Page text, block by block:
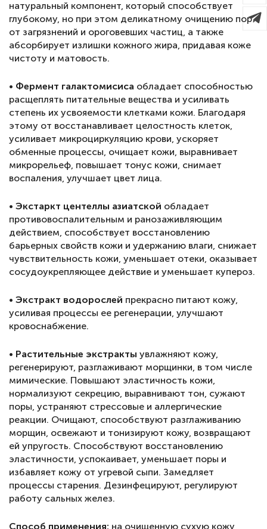
натуральный компонент, который способствует
глубокому, но при этом деликатному очищению пор
от загрязнений и ороговевших частиц, а также
абсорбирует излишки кожного жира, придавая коже
чистоту и матовость.
• Фермент галактомисиса обладает способностью
расщеплять питательные вещества и усиливать
степень их усвояемости клетками кожи. Благодаря
этому от восстанавливает целостность клеток,
усиливает микроциркуляцию крови, ускоряет
обменные процессы, очищает кожи, выравнивает
микрорельеф, повышает тонус кожи, снимает
воспаления, улучшает цвет лица.
• Экстаркт центеллы азиатской обладает
противовоспалительным и ранозаживляющим
действием, способствует восстановлению
барьерных свойств кожи и удержанию влаги, снижает
чувствительность кожи, уменьшает отеки, оказывает
сосудоукрепляющее действие и уменьшает купероз.
• Экстракт водорослей прекрасно питают кожу,
усиливая процессы ее регенерации, улучшают
кровоснабжение.
• Растительные экстракты увлажняют кожу,
регенерируют, разглаживают морщинки, в том числе
мимические. Повышают эластичность кожи,
нормализуют секрецию, выравнивают тон, сужают
поры, устраняют стрессовые и аллергические
реакции. Очищают, способствуют разглаживанию
морщин, освежают и тонизируют кожу, возвращают
ей упругость. Способствуют восстановлению
эластичности, успокаивает, уменьшает поры и
избавляет кожу от угревой сыпи. Замедляет
процессы старения. Дезинфецируют, регулируют
работу сальных желез.
Способ применения: на очищенную сухую кожу